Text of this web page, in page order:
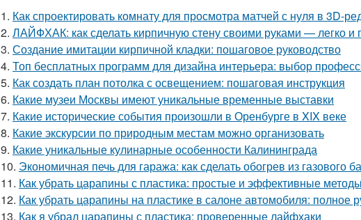
1. Как спроектировать комнату для просмотра матчей с нуля в 3D-
2. ЛАЙФХАК: как сделать кирпичную стену своими руками — легко и
3. Создание имитации кирпичной кладки: пошаговое руководство
4. Топ бесплатных программ для дизайна интерьера: выбор
5. Как создать план потолка с освещением: пошаговая инструкция
6. Какие музеи Москвы имеют уникальные временные выставки
7. Какие исторические события произошли в Оренбурге в XIX веке
8. Какие экскурсии по природным местам можно организовать
9. Какие уникальные кулинарные особенности Калининграда
10. Экономичная печь для гаража: как сделать обогрев из газового
11. Как убрать царапины с пластика: простые и эффективные методы
12. Как убрать царапины на пластике в салоне автомобиля: полное
13. Как я убрал царапины с пластика: проверенные лайфхаки